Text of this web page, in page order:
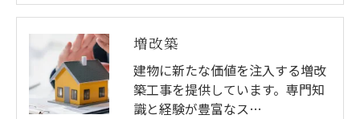
増改築
建物に新たな価値を注入する増改
築工事を提供しています。専門知
識と経験が豊富なス…